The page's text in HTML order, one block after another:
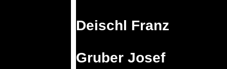
Deischl Franz
Gruber Josef